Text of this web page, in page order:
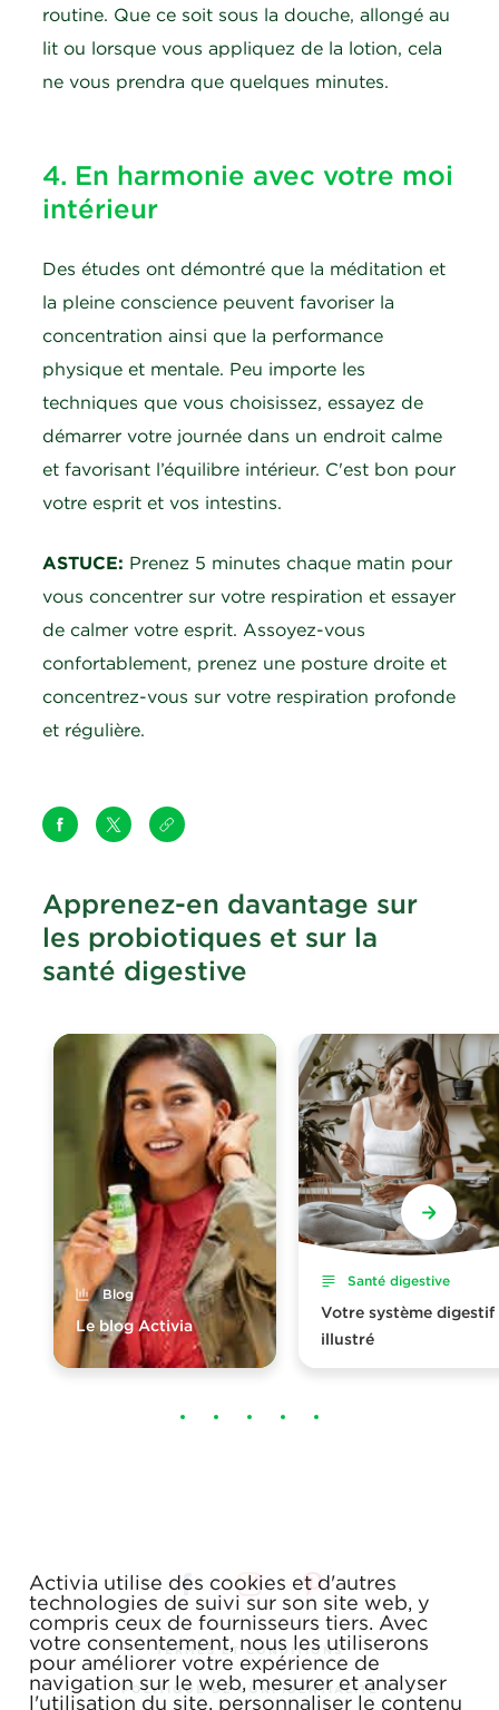
routine. Que ce soit sous la douche, allongé au
lit ou lorsque vous appliquez de la lotion, cela
ne vous prendra que quelques minutes.
4. En harmonie avec votre moi
intérieur
Des études ont démontré que la méditation et
la pleine conscience peuvent favoriser la
concentration ainsi que la performance
physique et mentale. Peu importe les
techniques que vous choisissez, essayez de
démarrer votre journée dans un endroit calme
et favorisant l’équilibre intérieur. C'est bon pour
votre esprit et vos intestins.
ASTUCE: Prenez 5 minutes chaque matin pour
vous concentrer sur votre respiration et essayer
de calmer votre esprit. Assoyez-vous
confortablement, prenez une posture droite et
concentrez-vous sur votre respiration profonde
et régulière.
Apprenez-en davantage sur
les probiotiques et sur la
santé digestive
Blog
Le blog Activia
Santé digestive
Votre système digestif
illustré
TERMES ET CONDITIONS
POLITIQUE DE CONFIDENTIALITÉ
Activia utilise des cookies et d'autres
technologies de suivi sur son site web, y
compris ceux de fournisseurs tiers. Avec
votre consentement, nous les utiliserons
pour améliorer votre expérience de
navigation sur le web, mesurer et analyser
l'utilisation du site, personnaliser le contenu